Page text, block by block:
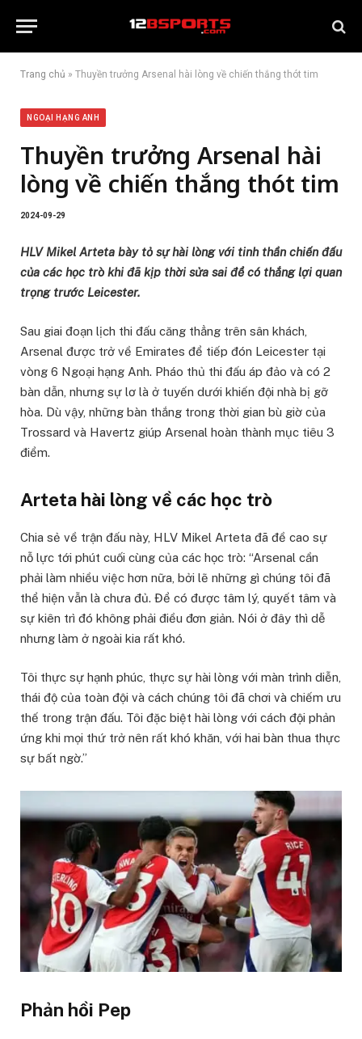
Trang chủ » Thuyền trưởng Arsenal hài lòng về chiến thắng thót tim
NGOẠI HẠNG ANH
Thuyền trưởng Arsenal hài
lòng về chiến thắng thót tim
2024-09-29
HLV Mikel Arteta bày tỏ sự hài lòng với tinh thần chiến đấu
của các học trò khi đã kịp thời sửa sai để có thắng lợi quan
trọng trước Leicester.
Sau giai đoạn lịch thi đấu căng thẳng trên sân khách,
Arsenal được trở về Emirates để tiếp đón Leicester tại
vòng 6 Ngoại hạng Anh. Pháo thủ thi đấu áp đảo và có 2
bàn dẫn, nhưng sự lơ là ở tuyến dưới khiến đội nhà bị gỡ
hòa. Dù vậy, những bàn thắng trong thời gian bù giờ của
Trossard và Havertz giúp Arsenal hoàn thành mục tiêu 3
điểm.
Arteta hài lòng về các học trò
Chia sẻ về trận đấu này, HLV Mikel Arteta đã đề cao sự
nỗ lực tới phút cuối cùng của các học trò: “Arsenal cần
phải làm nhiều việc hơn nữa, bởi lẽ những gì chúng tôi đã
thể hiện vẫn là chưa đủ. Để có được tâm lý, quyết tâm và
sự kiên trì đó không phải điều đơn giản. Nói ở đây thì dễ
nhưng làm ở ngoài kia rất khó.
Tôi thực sự hạnh phúc, thực sự hài lòng với màn trình diễn,
thái độ của toàn đội và cách chúng tôi đã chơi và chiếm ưu
thế trong trận đấu. Tôi đặc biệt hài lòng với cách đội phản
ứng khi mọi thứ trở nên rất khó khăn, với hai bàn thua thực
sự bất ngờ.”
Phản hồi Pep